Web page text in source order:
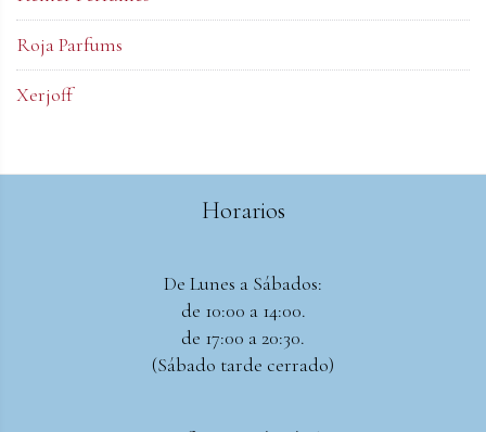
Roja Parfums
Xerjoff
Horarios
De Lunes a Sábados:
de 10:00 a 14:00.
de 17:00 a 20:30.
(Sábado tarde cerrado)